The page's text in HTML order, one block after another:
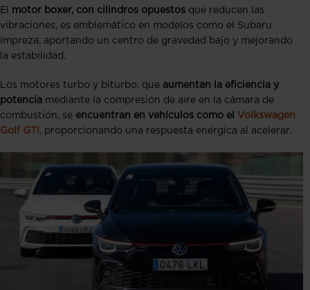
El motor boxer, con cilindros opuestos que reducen las
vibraciones, es emblemático en modelos como el Subaru
Impreza, aportando un centro de gravedad bajo y mejorando
la estabilidad.
Los motores turbo y biturbo, que aumentan la eficiencia y
potencia mediante la compresión de aire en la cámara de
combustión, se encuentran en vehículos como el Volkswagen
Golf GTI , proporcionando una respuesta enérgica al acelerar.